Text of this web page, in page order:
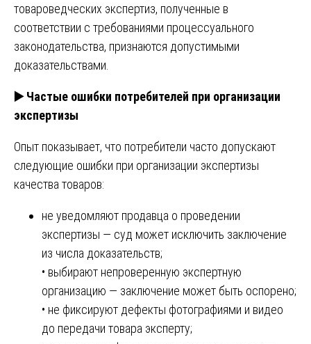
товароведческих экспертиз, полученные в
соответствии с требованиями процессуального
законодательства, признаются допустимыми
доказательствами.
▶️Частые ошибки потребителей при организации
экспертизы
Опыт показывает, что потребители часто допускают
следующие ошибки при организации экспертизы
качества товаров:
не уведомляют продавца о проведении
экспертизы — суд может исключить заключение
из числа доказательств;
• выбирают непроверенную экспертную
организацию — заключение может быть оспорено;
• не фиксируют дефекты фотографиями и видео
до передачи товара эксперту;